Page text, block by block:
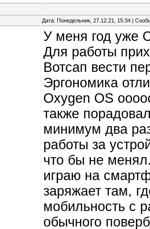
Дата: Понедельник, 27.12.21, 15:34 |
У меня год уже
Для работы
Вотсап вести
Эргономика
Oxygen OS
также
минимум два
работы за
что бы не
играю на
заряжает там,
мобильность с
обычного